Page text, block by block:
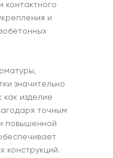
контактного
и
значительно
изделие
точным
повышенной
конструкций.